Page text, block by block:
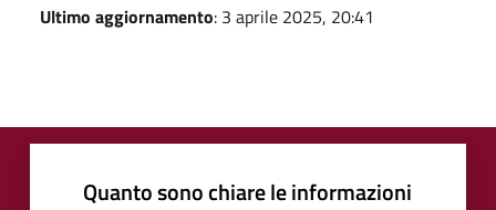
Ultimo aggiornamento: 3 aprile 2025, 20:41
Quanto sono chiare le informazioni